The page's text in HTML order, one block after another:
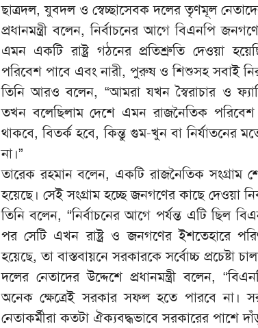
ছাত্রদল, যুবদল ও স্বেচ্ছাসেবক দলের তৃণমূল
প্রধানমন্ত্রী বলেন, নির্বাচনের আগে বিএনপি
এমন একটি রাষ্ট্র গঠনের প্রতিশ্রুতি দেওয়া
পরিবেশ পাবে এবং নারী, পুরুষ ও শিশুসহ সবাই
তিনি আরও বলেন, “আমরা যখন স্বৈরাচার ও
তখন বলেছিলাম দেশে এমন রাজনৈতিক
থাকবে, বিতর্ক হবে, কিন্তু গুম-খুন বা নির্যাতনের
না।”
তারেক রহমান বলেন, একটি রাজনৈতিক
হয়েছে। সেই সংগ্রাম হচ্ছে জনগণের কাছে দেওয়া
তিনি বলেন, “নির্বাচনের আগে পর্যন্ত এটি ছিল
পর সেটি এখন রাষ্ট্র ও জনগণের ইশতেহারে
হয়েছে, তা বাস্তবায়নে সরকারকে সর্বোচ্চ প্রচেষ্টা
দলের নেতাদের উদ্দেশে প্রধানমন্ত্রী বলেন,
অনেক ক্ষেত্রেই সরকার সফল হতে পারবে না।
নেতাকর্মীরা কতটা ঐক্যবদ্ধভাবে সরকারের পাশে